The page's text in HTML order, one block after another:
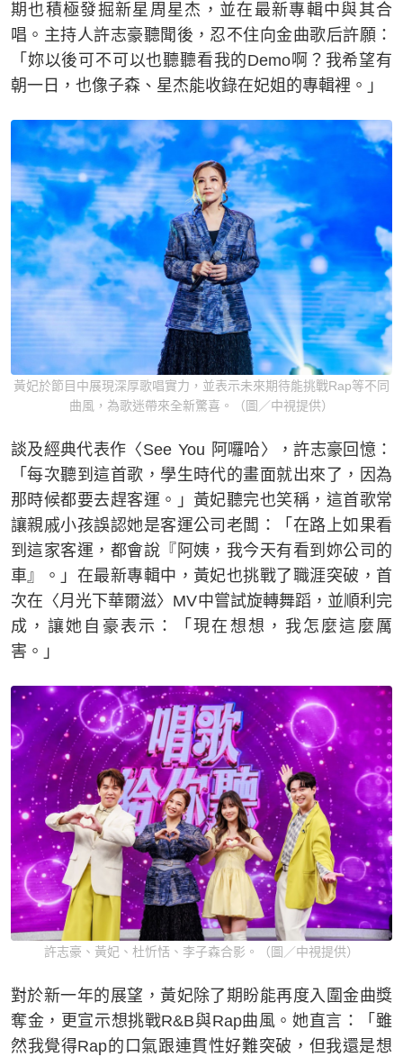
期也積極發掘新星周星杰，並在最新專輯中與其合
唱。主持人許志豪聽聞後，忍不住向金曲歌后許願：
「妳以後可不可以也聽聽看我的Demo啊？我希望有
朝一日，也像子森、星杰能收錄在妃姐的專輯裡。」
黃妃於節目中展現深厚歌唱實力，並表示未來期待能挑戰Rap等不同
曲風，為歌迷帶來全新驚喜。（圖／中視提供）
談及經典代表作〈See You 阿囉哈〉，許志豪回憶：
「每次聽到這首歌，學生時代的畫面就出來了，因為
那時候都要去趕客運。」黃妃聽完也笑稱，這首歌常
讓親戚小孩誤認她是客運公司老闆：「在路上如果看
到這家客運，都會說『阿姨，我今天有看到妳公司的
車』。」在最新專輯中，黃妃也挑戰了職涯突破，首
次在〈月光下華爾滋〉MV中嘗試旋轉舞蹈，並順利完
成，讓她自豪表示：「現在想想，我怎麼這麼厲
害。」
許志豪、黃妃、杜忻恬、李子森合影。（圖／中視提供）
對於新一年的展望，黃妃除了期盼能再度入圍金曲獎
奪金，更宣示想挑戰R&B與Rap曲風。她直言：「雖
然我覺得Rap的口氣跟連貫性好難突破，但我還是想